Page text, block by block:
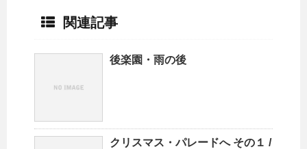
関連記事
後楽園・雨の後
クリスマス・パレードへ その１ /